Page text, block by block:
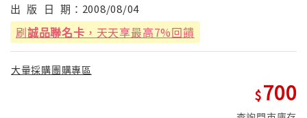
出 版 日 期： 2008/08/04
刷誠品聯名卡 ，天天享最高7%回饋
大量採購團購專區
700